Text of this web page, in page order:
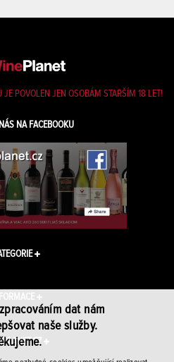
JE POVOLEN JEN OSOBÁM STARŠÍM 18 LET!
NA FACEBOOKU
dat nám
naše služby.